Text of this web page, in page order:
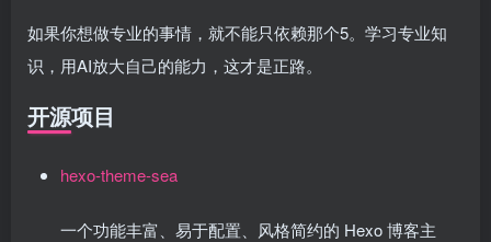
如果你想做专业的事情，就不能只依赖那个5。学习专业知
识，用AI放大自己的能力，这才是正路。
开源项目
hexo-theme-sea
一个功能丰富、易于配置、风格简约的 Hexo 博客主